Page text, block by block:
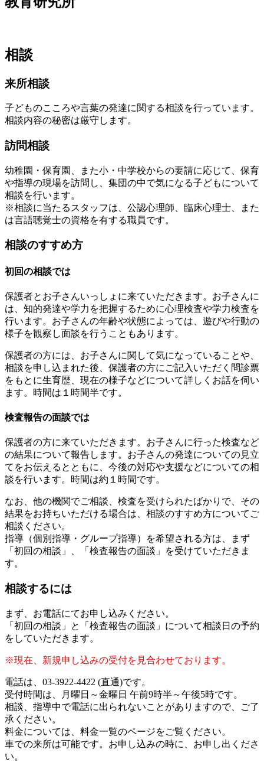
相談
来所相談
子どものこころや言葉の発達に関する相談を行っています。
相談内容の秘密は厳守します。
訪問相談
幼稚園・保育園、また小・中学校からの要請に応じて、保育
や指導の現場を訪問し、集団の中で気になる子どもについて
相談を行います。
※相談に当たるスタッフは、公認心理師、臨床心理士、また
は言語聴覚士の資格を有する職員です。
相談のすすめ方
初回の相談では
保護者とお子さんいっしょに来ていただきます。お子さんに
は、知的発達や学力を把握するために心理検査や学力検査を
行います。お子さんの年齢や状態によっては、遊びや行動の
様子を観察し面談を行うこともあります。
保護者の方には、お子さんに関して気になっていることや、
相談を申し込まれた後、保護者の方にご記入いただく問診票
をもとに生育歴、現在の様子などについて詳しくお話を伺い
ます。時間は１時間半です。
検査報告の面談では
保護者の方に来ていただきます。お子さんに行った検査など
の結果について報告します。お子さんの発達についての見立
てをお伝えるとともに、今後の対応や支援などについての相
談を行います。時間は約１時間です。
なお、他の機関でご相談、検査を受けられたばかりで、その
結果をお持ちいただける場合は、相談のすすめ方についてご
相談ください。
指導（個別指導・グループ指導）を希望される方は、まず
「初回の相談」、「検査報告の面談」を受けていただきま
す。
相談するには
まず、お電話にてお申し込みください。
「初回の相談」と「検査報告の面談」について相談日の予約
をしていただきます。
※現在、新規申し込みの受付を見合わせております。
電話は、03-3922-4422 (直通)です。
受付時間は、月曜日～金曜日 午前9時半～午後5時です。
相談、指導中で電話に出られないことがありますので、ご了
承ください。
料金については、料金一覧のページをご覧ください。
車での来所は可能です。お申し込みの時に、お申し出くださ
い。